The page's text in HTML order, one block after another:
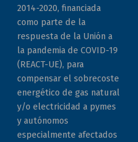
2014-2020, financiada
como parte de la
respuesta de la Unión a
la pandemia de COVID-19
(REACT-UE), para
compensar el sobrecoste
energético de gas natural
y/o electricidad a pymes
y autónomos
especialmente afectados